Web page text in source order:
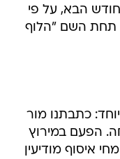
הבא, על פי
תחת השם "הלוף
כתבתנו מור
הפעם במירוץ
איסוף מודיעין